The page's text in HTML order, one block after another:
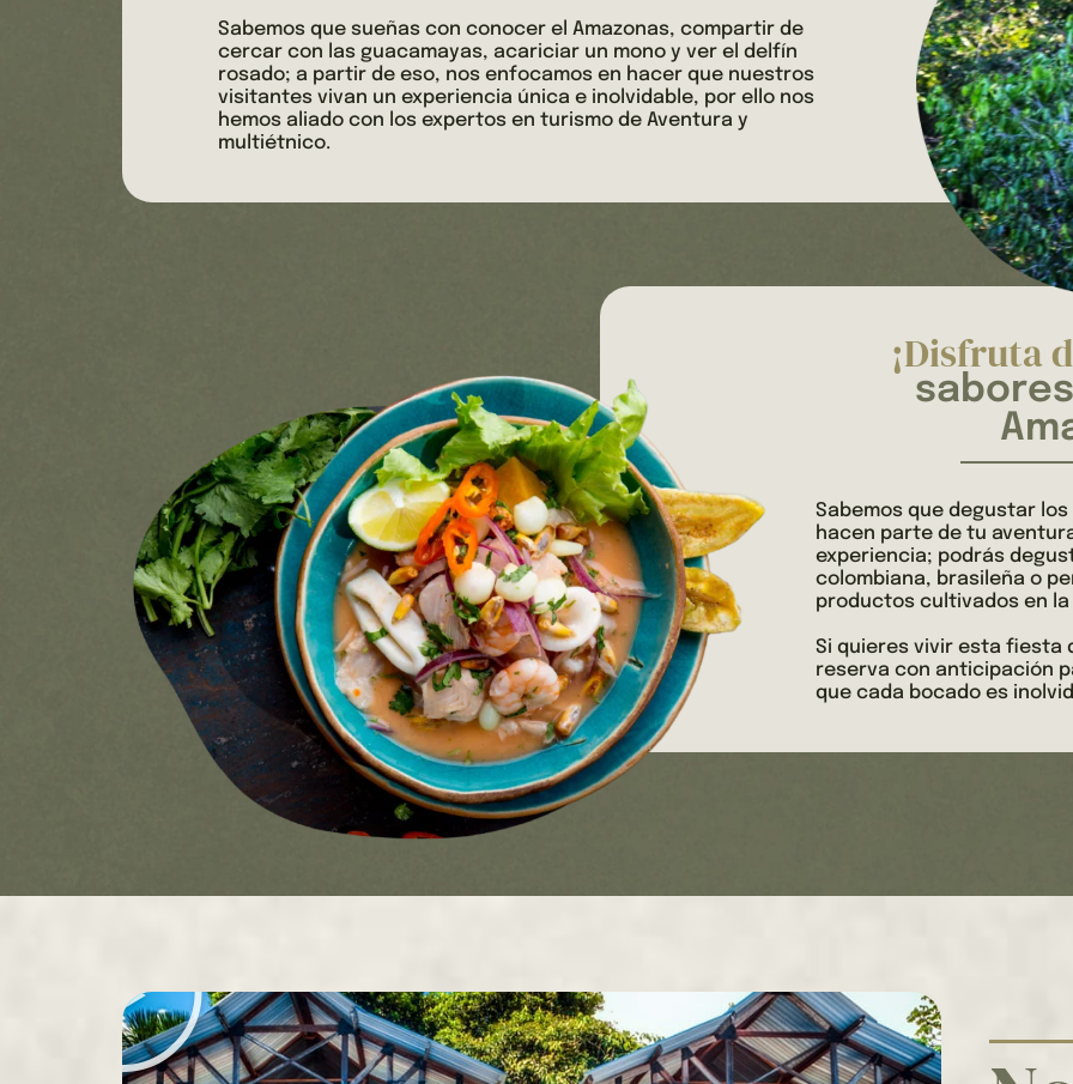
Sabemos que sueñas con conocer el Amazonas, compartir de
cercar con las guacamayas, acariciar un mono y ver el delfín
rosado; a partir de eso, nos enfocamos en hacer que nuestros
visitantes vivan un experiencia única e inolvidable, por ello nos
hemos aliado con los expertos en turismo de Aventura y
multiétnico.
¡Disfruta
Sabemos que degustar
hacen parte de tu
experiencia; podrás
colombiana, brasileña o
productos cultivados en la
Si quieres vivir esta fiesta
reserva con anticipación
que cada bocado es